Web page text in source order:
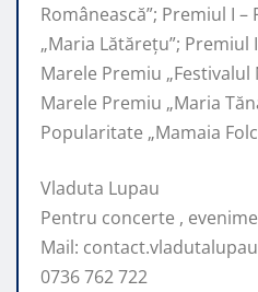
Românească”; Premiul I
„Maria Lătărețu”; Premiul
Marele Premiu „Festivalul
Marele Premiu „Maria
Popularitate „Mamaia
Vladuta Lupau
Pentru concerte ,
Mail:
0736 762 722